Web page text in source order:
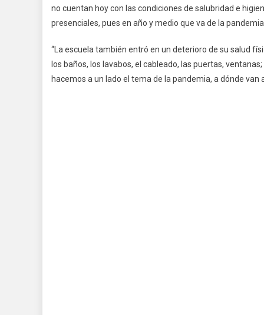
no cuentan hoy con las condiciones de salubridad e
presenciales, pues en año y medio que va de la
“La escuela también entró en un deterioro de su salud
los baños, los lavabos, el cableado, las puertas,
hacemos a un lado el tema de la pandemia, a dónde